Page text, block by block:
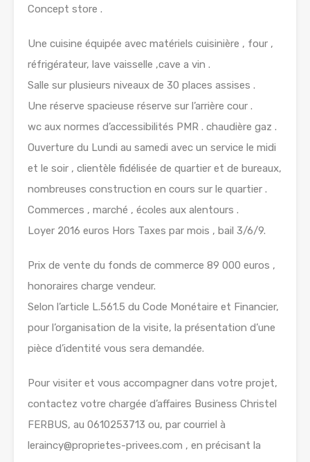
Concept store .
Une cuisine équipée avec matériels cuisinière , four ,
réfrigérateur, lave vaisselle ,cave a vin .
Salle sur plusieurs niveaux de 30 places assises .
Une réserve spacieuse réserve sur l’arrière cour .
wc aux normes d’accessibilités PMR . chaudière gaz .
Ouverture du Lundi au samedi avec un service le midi
et le soir , clientèle fidélisée de quartier et de bureaux,
nombreuses construction en cours sur le quartier .
Commerces , marché , écoles aux alentours .
Loyer 2016 euros Hors Taxes par mois , bail 3/6/9.
Prix de vente du fonds de commerce 89 000 euros ,
honoraires charge vendeur.
Selon l’article L.561.5 du Code Monétaire et Financier,
pour l’organisation de la visite, la présentation d’une
pièce d’identité vous sera demandée.
Pour visiter et vous accompagner dans votre projet,
contactez votre chargée d’affaires Business Christel
FERBUS, au 0610253713 ou, par courriel à
leraincy@proprietes-privees.com , en précisant la